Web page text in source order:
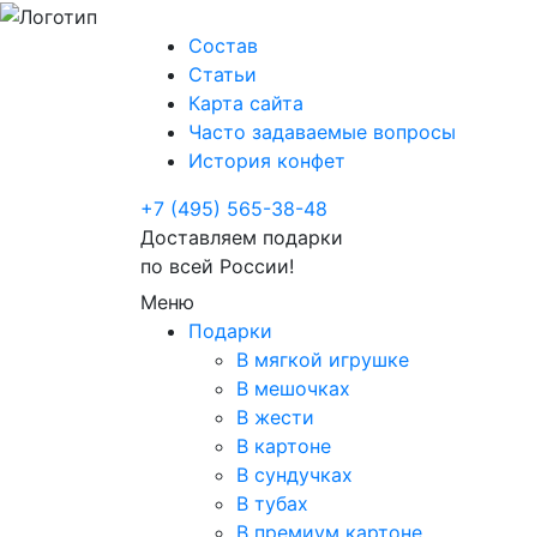
Состав
Статьи
Карта сайта
Часто задаваемые вопросы
История конфет
+7 (495) 565-38-48
Доставляем подарки
по всей России!
Меню
Подарки
В мягкой игрушке
В мешочках
В жести
В картоне
В сундучках
В тубах
В премиум картоне